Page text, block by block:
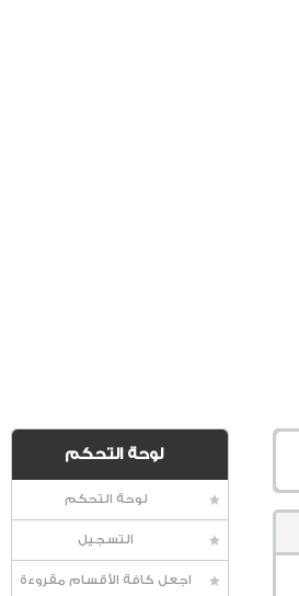
لوحة التحكم
لوحة التحكم
التسجيل
اجعل كافة الأقسام مقروءة